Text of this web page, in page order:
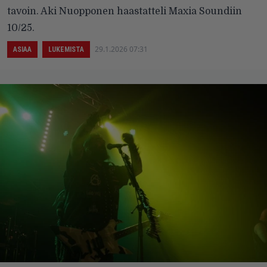
tavoin. Aki Nuopponen haastatteli Maxia Soundiin
10/25.
ASIAA LUKEMISTA 29.1.2026 07:31